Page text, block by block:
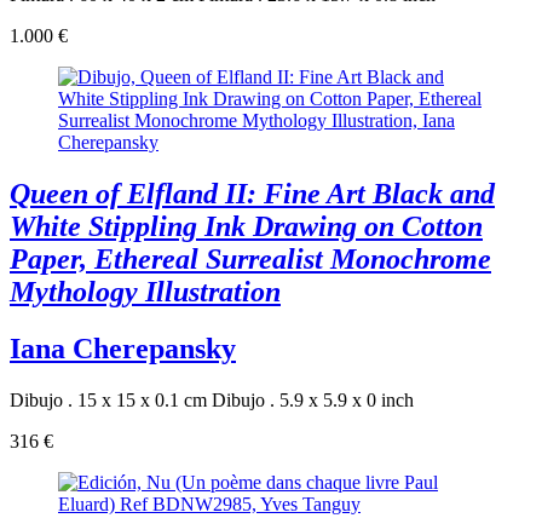
1.000 €
Queen of Elfland II: Fine Art Black and
White Stippling Ink Drawing on Cotton
Paper, Ethereal Surrealist Monochrome
Mythology Illustration
Iana Cherepansky
Dibujo . 15 x 15 x 0.1 cm Dibujo . 5.9 x 5.9 x 0 inch
316 €